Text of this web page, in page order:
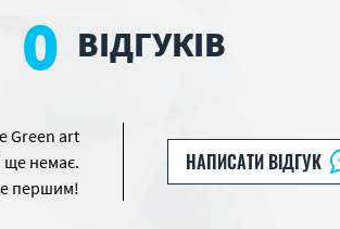
0 ВІДГУКІВ
Green art
ще немає.
першим!
НАПИСАТИ ВІДГУК